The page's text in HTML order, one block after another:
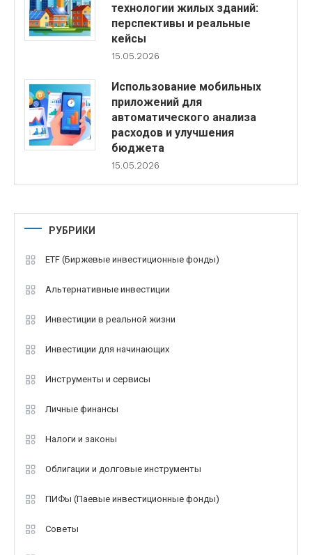
технологии жилых зданий:
перспективы и реальные
кейсы
15.05.2026
Использование мобильных
приложений для
автоматического анализа
расходов и улучшения
бюджета
15.05.2026
РУБРИКИ
ETF (Биржевые инвестиционные фонды)
Альтернативные инвестиции
Инвестиции в реальной жизни
Инвестиции для начинающих
Инструменты и сервисы
Личные финансы
Налоги и законы
Облигации и долговые инструменты
ПИФы (Паевые инвестиционные фонды)
Советы